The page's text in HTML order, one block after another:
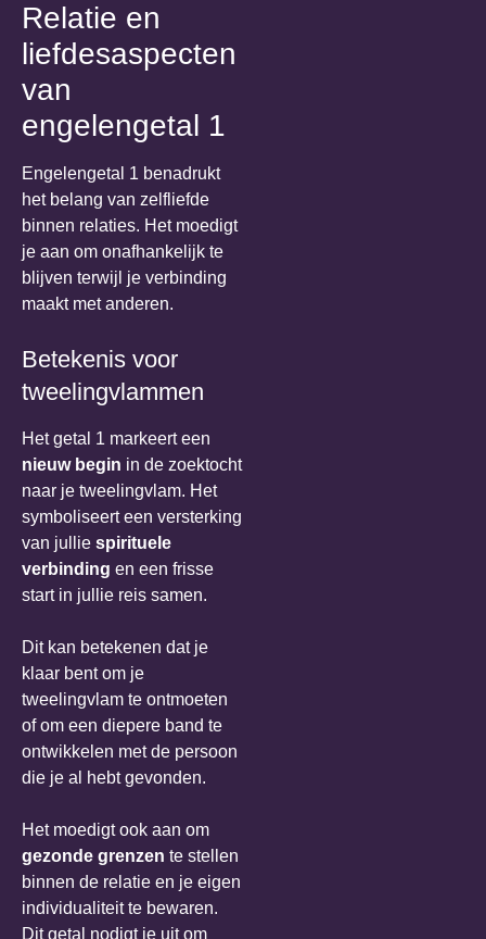
Relatie en
liefdesaspecten
van
engelengetal 1
Engelengetal 1 benadrukt
het belang van zelfliefde
binnen relaties. Het moedigt
je aan om onafhankelijk te
blijven terwijl je verbinding
maakt met anderen.
Betekenis voor
tweelingvlammen
Het getal 1 markeert een
nieuw begin in de zoektocht
naar je tweelingvlam. Het
symboliseert een versterking
van jullie spirituele
verbinding en een frisse
start in jullie reis samen.
Dit kan betekenen dat je
klaar bent om je
tweelingvlam te ontmoeten
of om een diepere band te
ontwikkelen met de persoon
die je al hebt gevonden.
Het moedigt ook aan om
gezonde grenzen te stellen
binnen de relatie en je eigen
individualiteit te bewaren.
Dit getal nodigt je uit om